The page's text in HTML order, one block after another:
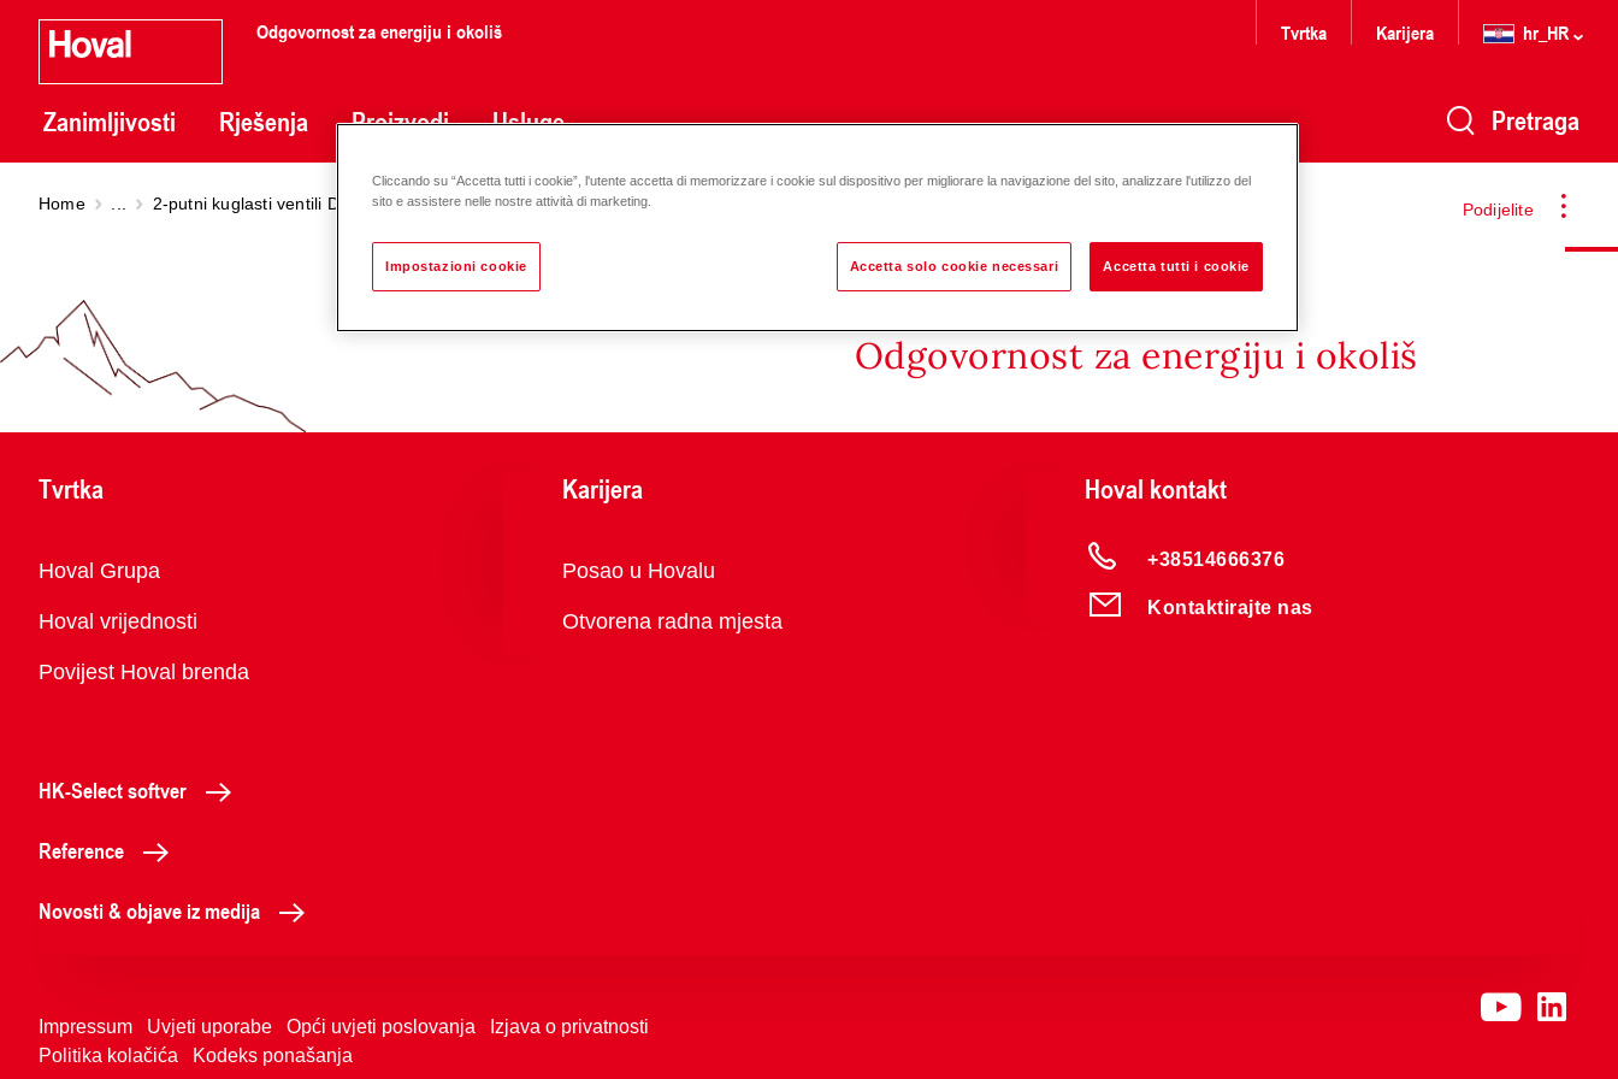
Odgovornost za energiju i okoliš
Zanimljivosti Rješenja Proizvodi Usluge
Tvrtka Karijera hr_HR
Pretraga
Podijelite
Home 2-putni kuglasti ventili DN 15 - 50 2-putni kuglasti ventil VAG60.. PN 16, 120 °C DN 15-50
Odgovornost za energiju i okoliš
Tvrtka
Pregled
Hoval Grupa
Hoval vrijednosti
Povijest Hoval brenda
Karijera
Pregled
Posao u Hovalu
Otvorena radna mjesta
Hoval kontakt
+38514666376
Kontaktirajte nas
HK-Select softver
Reference
Novosti & objave iz medija
Impressum Uvjeti uporabe Opći uvjeti poslovanja
Izjava o privatnosti
Politika kolačića
Kodeks ponašanja
Cliccando su “Accetta tutti i cookie”, l'utente accetta di memorizzare i cookie sul dispositivo per migliorare la navigazione del sito, analizzare l'utilizzo del
sito e assistere nelle nostre attività di marketing.
Impostazioni cookie Accetta solo cookie necessari Accetta tutti i cookie